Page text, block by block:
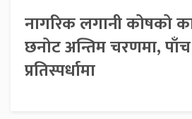
नागरिक लगानी कोषको
छनोट अन्तिम चरणमा,
प्रतिस्पर्धामा